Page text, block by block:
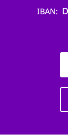
IBAN